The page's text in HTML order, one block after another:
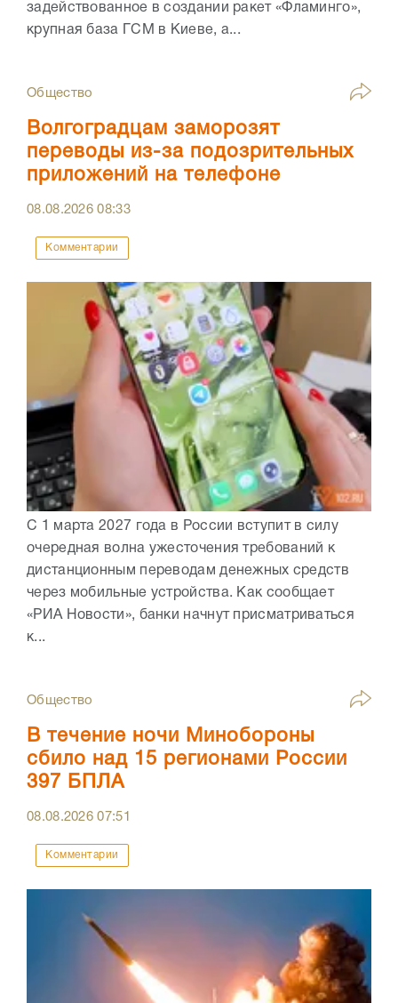
задействованное в создании ракет «Фламинго»,
крупная база ГСМ в Киеве, а...
Общество
Волгоградцам заморозят
переводы из-за подозрительных
приложений на телефоне
08.08.202608:33
Комментарии
С 1 марта 2027 года в России вступит в силу
очередная волна ужесточения требований к
дистанционным переводам денежных средств
через мобильные устройства. Как сообщает
«РИА Новости», банки начнут присматриваться
к...
Общество
В течение ночи Минобороны
сбило над 15 регионами России
397 БПЛА
08.08.202607:51
Комментарии